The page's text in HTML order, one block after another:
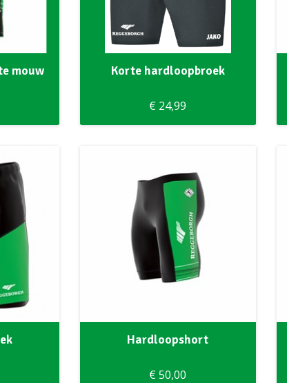
mouw Korte hardloopbroek
€ 24,99
Hardloopshort
€ 50,00